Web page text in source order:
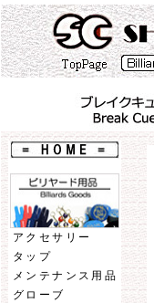
アクセサリー
タップ
メンテナンス用品
グローブ